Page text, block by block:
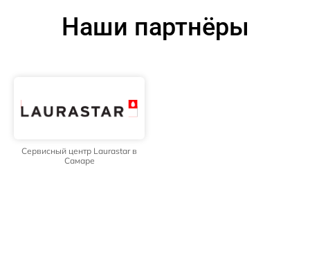
Наши партнёры
Сервисный центр Laurastar в
Самаре